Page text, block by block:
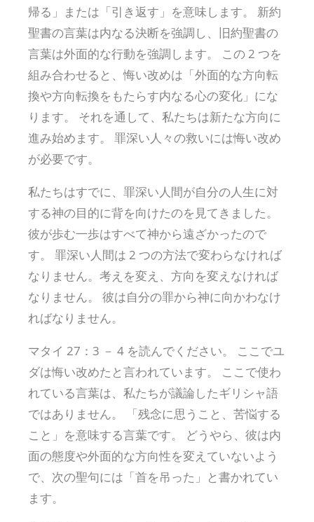
帰る」または「引き返す」を意味します。 新約
聖書の言葉は内なる決断を強調し、旧約聖書の
言葉は外面的な行動を強調します。 この 2 つを
組み合わせると、悔い改めは「外面的な方向転
換や方向転換をもたらす内なる心の変化」にな
ります。 それを通して、私たちは新たな方向に
進み始めます。 罪深い人々の救いには悔い改め
が必要です。
私たちはすでに、罪深い人間が自分の人生に対
する神の目的に背を向けたのを見てきました。
彼が歩む一歩はすべて神から遠ざかったので
す。 罪深い人間は 2 つの方法で変わらなければ
なりません。考えを変え、方向を変えなければ
なりません。 彼は自分の罪から神に向かわなけ
ればなりません。
マタイ 27：3 － 4 を読んでください。 ここでユ
ダは悔い改めたと言われています。 ここで使わ
れている言葉は、私たちが議論したギリシャ語
ではありません。 「残念に思うこと、苦悩する
こと」を意味する言葉です。 どうやら、彼は内
面の態度や外面的な方向性を変えていないよう
で、次の聖句には「首を吊った」と書かれてい
ます。